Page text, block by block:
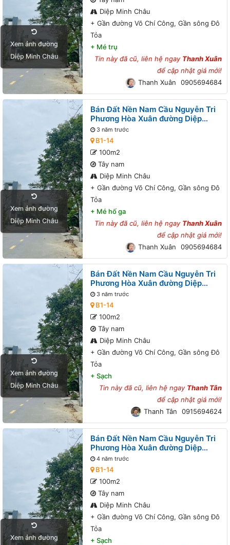
Xem ảnh đường
Diệp Minh Châu
Diệp Minh Châu
+ Gần đường Võ Chí Công, Gần sông Đô
Tỏa
+ Mé trụ
Tin này đã cũ, liên hệ ngay Thanh Xuân
để cập nhật giá mới!
Thanh Xuân
0905694684
Xem ảnh đường
Diệp Minh Châu
Bán Đất Nền Nam Cầu Nguyễn Tri
Phương Hòa Xuân đường Diệp
Minh Châu B1-14 lô x - Gần đường
Võ Chí Công, Gần sông Đô Tỏa
3 năm trước
B1-14
100m2
Tây nam
Diệp Minh Châu
+ Gần đường Võ Chí Công, Gần sông Đô
Tỏa
+ Mé hố ga
Tin này đã cũ, liên hệ ngay Thanh Xuân
để cập nhật giá mới!
Thanh Xuân
0905694684
Xem ảnh đường
Diệp Minh Châu
Bán Đất Nền Nam Cầu Nguyễn Tri
Phương Hòa Xuân đường Diệp
Minh Châu B1-14 lô x - Gần đường
Võ Chí Công, Gần sông Đô Tỏa
3 năm trước
B1-14
100m2
Tây nam
Diệp Minh Châu
+ Gần đường Võ Chí Công, Gần sông Đô
Tỏa
+ Sạch
Tin này đã cũ, liên hệ ngay Thanh Tân
để cập nhật giá mới!
Thanh Tân
0915694624
Xem ảnh đường
Bán Đất Nền Nam Cầu Nguyễn Tri
Phương Hòa Xuân đường Diệp
Minh Châu B1-14 lô x - Gần đường
Võ Chí Công, Gần sông Đô Tỏa
4 năm trước
B1-14
100m2
Tây nam
Diệp Minh Châu
+ Gần đường Võ Chí Công, Gần sông Đô
Tỏa
+ Sạch